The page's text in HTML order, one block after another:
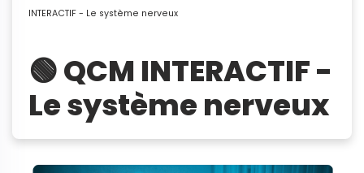
INTERACTIF - Le système nerveux
🟢 QCM INTERACTIF -
Le système nerveux